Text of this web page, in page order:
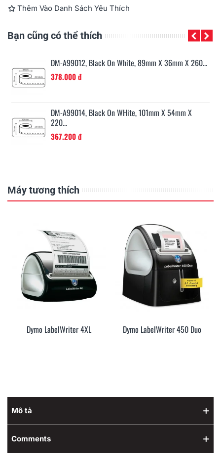
Thêm Vào Danh Sách Yêu Thích
Bạn cũng có thể thích
DM-A99012, Black On White, 89mm X 36mm X 260...
378.000 đ
DM-A99014, Black On WHite, 101mm X 54mm X
220...
367.200 đ
Máy tương thích
Dymo LabelWriter 4XL Dymo LabelWriter 450 Duo
Mô tả
Comments